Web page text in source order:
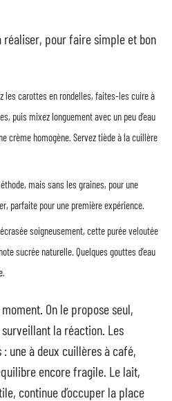
réaliser, pour faire simple et bon
les carottes en rondelles, faites-les cuire à
puis mixez longuement avec un peu d’eau
crème homogène. Servez tiède à la cuillère
mais sans les graines, pour une
parfaite pour une première expérience.
soigneusement, cette purée veloutée
sucrée naturelle. Quelques gouttes d’eau
On le propose seul,
la réaction. Les
une à deux cuillères à café,
encore fragile. Le lait,
continue d’occuper la place